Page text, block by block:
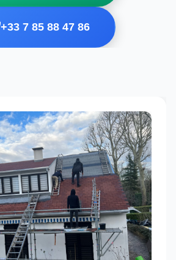
+33 7 85 88 47 86